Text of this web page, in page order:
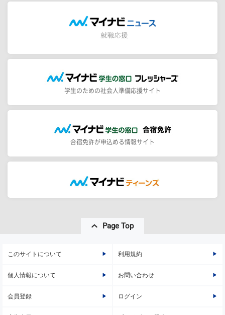
学生のための社会人準備応援サイト
合宿免許が申込める情報サイト
Page Top
このサイトについて 利用規約
個人情報について お問い合わせ
会員登録 ログイン